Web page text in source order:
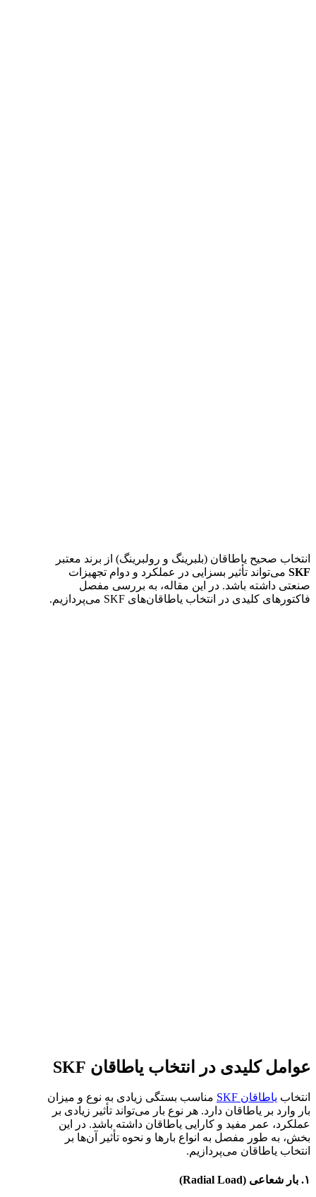
انتخاب صحیح یاطاقان (بلبرینگ و رولبرینگ) از برند معتبر
SKF می‌تواند تأثیر بسزایی در عملکرد و دوام تجهیزات
صنعتی داشته باشد. در این مقاله، به بررسی مفصل
فاکتورهای کلیدی در انتخاب یاطاقان‌های SKF می‌پردازیم.
عوامل کلیدی در انتخاب یاطاقان SKF
انتخاب یاطاقان SKF
مناسب بستگی زیادی به نوع و میزان
بار وارد بر یاطاقان دارد. هر نوع بار می‌تواند تأثیر زیادی بر
عملکرد، عمر مفید و کارایی یاطاقان داشته باشد. در این
بخش، به طور مفصل به انواع بارها و نحوه تأثیر آن‌ها بر
انتخاب یاطاقان می‌پردازیم.
۱. بار شعاعی (Radial Load)